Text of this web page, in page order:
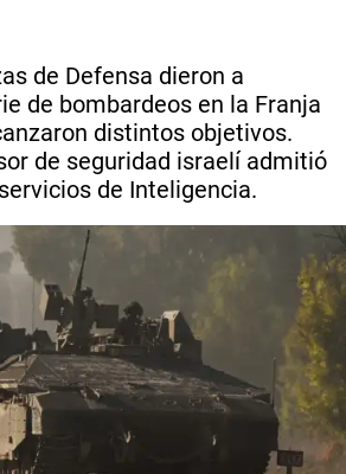
de Defensa dieron a
de bombardeos en la Franja
distintos objetivos.
de seguridad israelí admitió
de Inteligencia.